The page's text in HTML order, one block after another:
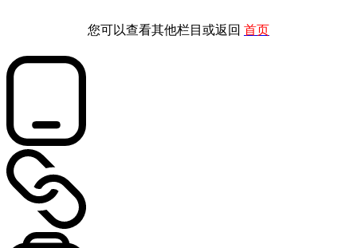
您可以查看其他栏目或返回 首页